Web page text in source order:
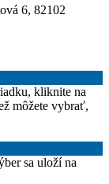
6, 82102
kliknite na
môžete vybrať,
sa uloží na